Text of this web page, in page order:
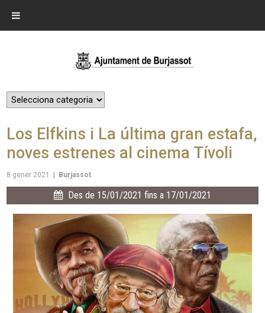
Los Elfkins i La última gran estafa,
noves estrenes al cinema Tívoli
8 gener 2021 Burjassot
Des de 15/01/2021 fins a 17/01/2021